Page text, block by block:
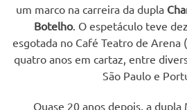
um marco na carreira da dupla
Botelho. O espetáculo teve
esgotada no Café Teatro de Arena
quatro anos em cartaz, entre
São Paulo e
Quase 20 anos depois, a